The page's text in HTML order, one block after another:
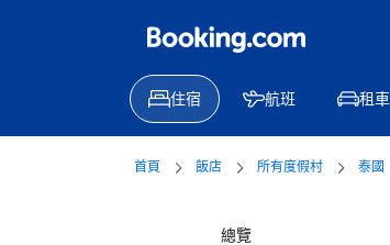
住宿 航班 租車
首頁 飯店 所有度假村 泰國
總覽